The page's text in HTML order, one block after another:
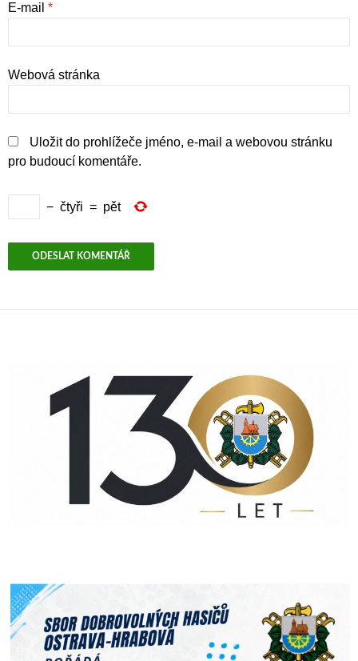
E-mail *
Webová stránka
Uložit do prohlížeče jméno, e-mail a webovou stránku
pro budoucí komentáře.
− čtyři = pět